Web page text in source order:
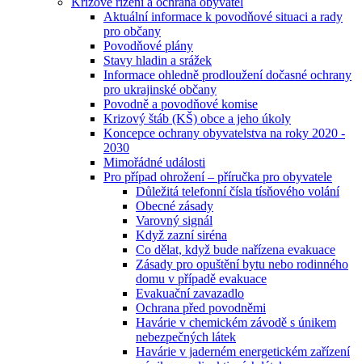
Aktuální informace k povodňové situaci a rady
pro občany
Povodňové plány
Stavy hladin a srážek
Informace ohledně prodloužení dočasné ochrany
pro ukrajinské občany
Povodně a povodňové komise
Krizový štáb (KŠ) obce a jeho úkoly
Koncepce ochrany obyvatelstva na roky 2020 -
2030
Mimořádné události
Pro případ ohrožení – příručka pro obyvatele
Důležitá telefonní čísla tísňového volání
Obecné zásady
Varovný signál
Když zazní siréna
Co dělat, když bude nařízena evakuace
Zásady pro opuštění bytu nebo rodinného
domu v případě evakuace
Evakuační zavazadlo
Ochrana před povodněmi
Havárie v chemickém závodě s únikem
nebezpečných látek
Havárie v jaderném energetickém zařízení